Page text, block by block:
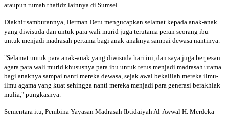
ataupun rumah thafidz lainnya di Sumsel.
Diakhir sambutannya, Herman Deru mengucapkan selamat kepada anak-anak
yang diwisuda dan untuk para wali murid juga terutama peran seorang ibu
untuk menjadi madrasah pertama bagi anak-anaknya sampai dewasa nantinya.
"Selamat untuk para anak-anak yang diwisuda hari ini, dan saya juga berpesan
agara para wali murid khususnya para ibu untuk terus menjadi madrasah utama
bagi anaknya sampai nanti mereka dewasa, sejak awal bekalilah mereka ilmu-
ilmu agama yang kuat sehingga nanti mereka menjadi para generasi berakhlak
mulia," pungkasnya.
Sementara itu, Pembina Yayasan Madrasah Ibtidaiyah Al-Awwal H. Merdeka